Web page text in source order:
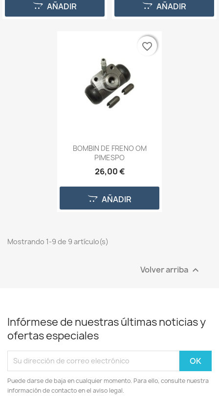
AÑADIR AÑADIR
BOMBIN DE FRENO OM
PIMESPO
26,00 €
AÑADIR
favorite_border
favorite_border
Mostrando 1-9 de 9 artículo(s)
Volver arriba 
Infórmese de nuestras últimas noticias y
ofertas especiales
Puede darse de baja en cualquier momento. Para ello, consulte nuestra
información de contacto en el aviso legal.